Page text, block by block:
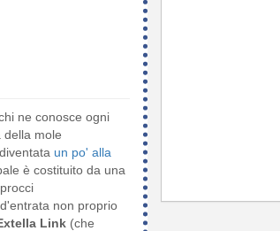
ne conosce ogni
della mole
un po' alla
è costituito da una
non proprio
Link (che